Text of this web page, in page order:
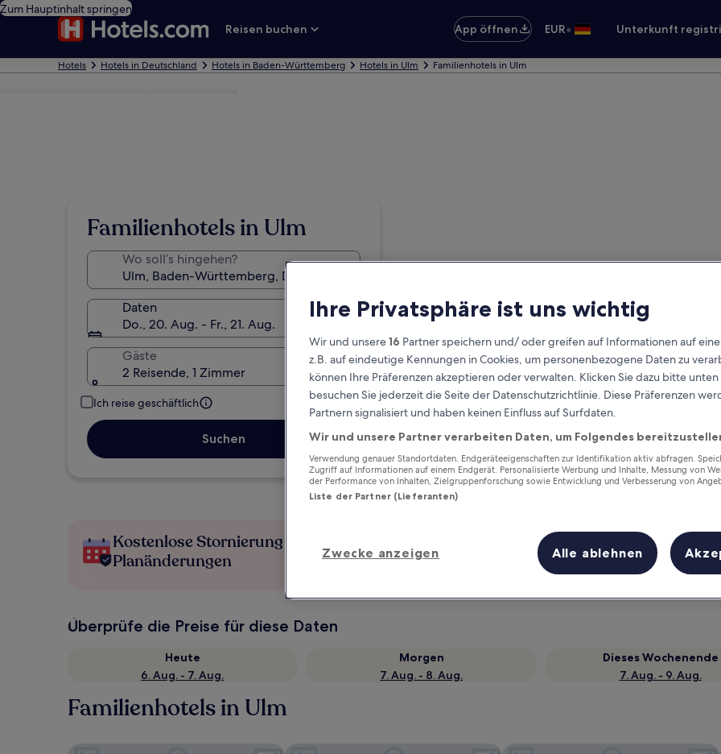
Zum Hauptinhalt springen
Reisen buchen
App öffnen EUR• Unterkunft
Hotels Hotels in Deutschland Hotels in Baden-Württemberg Hotels in Ulm Familienhotels in Ulm
Familienhotels in Ulm
Wo soll’s hingehen?
Daten
Do., 20. Aug. - Fr., 21. Aug.
Gäste
2 Reisende, 1 Zimmer
Ich reise geschäftlich
Suchen
Kostenlose Stornierung bei
Planänderungen
Verdiene Prämien für jede
wahrgenommene Übernachtung
Überprüfe die Preise für diese Daten
Heute
6. Aug. - 7. Aug.
Morgen
7. Aug. - 8. Aug.
Dieses Wochenende
7. Aug. - 9. Aug.
Familienhotels in Ulm
Ihre Privatsphäre ist uns wichtig
Wir und unsere16 Partner speichern und/ oder greifen auf Informationen auf
z.B. auf eindeutige Kennungen in Cookies, um personenbezogene Daten zu
können Ihre Präferenzen akzeptieren oder verwalten. Klicken Sie dazu bitte
besuchen Sie jederzeit die Seite der Datenschutzrichtlinie. Diese Präferenzen
Partnern signalisiert und haben keinen Einfluss auf Surfdaten.
Wir und unsere Partner verarbeiten Daten, um Folgendes
Verwendung genauer Standortdaten. Endgeräteeigenschaften zur Identifikation aktiv abfragen.
Zugriff auf Informationen auf einem Endgerät. Personalisierte Werbung und Inhalte, Messung von
der Performance von Inhalten, Zielgruppenforschung sowie Entwicklung und Verbesserung von
Liste der Partner (Lieferanten)
Zwecke anzeigen Alle ablehnen